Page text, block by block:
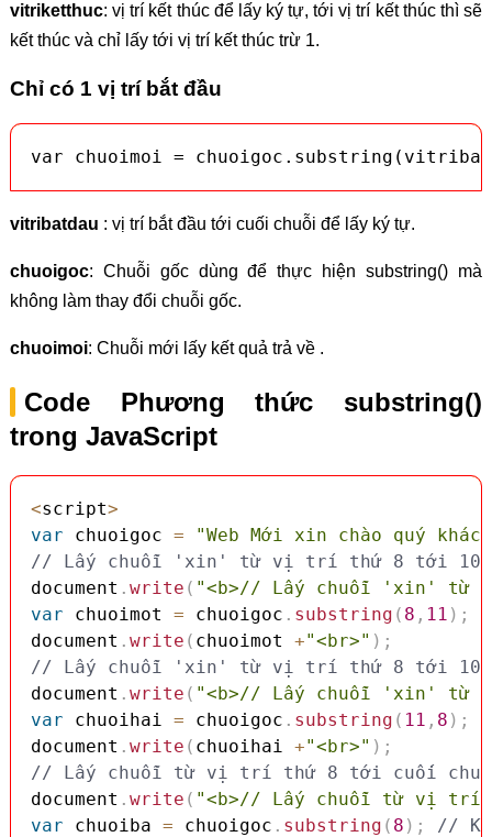
vitriketthuc: vị trí kết thúc để lấy ký tự, tới vị trí kết thúc thì sẽ
kết thúc và chỉ lấy tới vị trí kết thúc trừ 1.
Chỉ có 1 vị trí bắt đầu
var chuoimoi =
vitribatdau : vị trí bắt đầu tới cuối chuỗi để lấy ký tự.
chuoigoc: Chuỗi gốc dùng để thực hiện substring() mà
không làm thay đổi chuỗi gốc.
chuoimoi: Chuỗi mới lấy kết quả trả về .
Code Phương thức substring()
trong JavaScript
<script>
var chuoigoc =
"Web Mới xin chào quý
// Lấy chuỗi 'xin' từ vị trí thứ 8 tới 10
document . write ( "<b>// Lấy chuỗi 'xin' từ
var chuoimot = chuoigoc . substring ( 8 , 11 ) ;
document . write ( chuoimot +"<br>" ) ;
// Lấy chuỗi 'xin' từ vị trí thứ 8 tới 10
document . write ( "<b>// Lấy chuỗi 'xin' từ
var chuoihai = chuoigoc . substring ( 11 , 8 ) ;
document . write ( chuoihai +"<br>" ) ;
// Lấy chuỗi từ vị trí thứ 8 tới cuối
document . write ( "<b>// Lấy chuỗi từ vị trí
var chuoiba = chuoigoc . substring ( 8 ) ;
//